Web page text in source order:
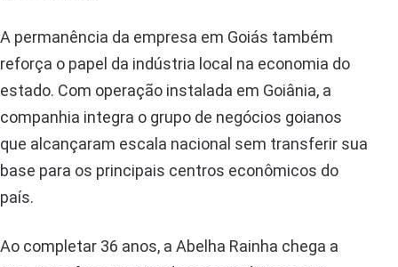
A permanência da empresa em Goiás também
reforça o papel da indústria local na economia do
estado. Com operação instalada em Goiânia, a
companhia integra o grupo de negócios goianos
que alcançaram escala nacional sem transferir sua
base para os principais centros econômicos do
país.
Ao completar 36 anos, a Abelha Rainha chega a